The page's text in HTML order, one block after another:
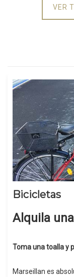
VER
Bicicletas
Alquila
Toma una toalla y
Marseillan es